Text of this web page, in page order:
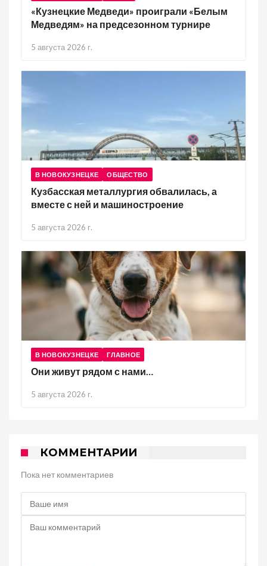
«Кузнецкие Медведи» проиграли «Белым
Медведям» на предсезонном турнире
5 августа 2026 г.
В НОВОКУЗНЕЦКЕ ОБЩЕСТВО
Кузбасская металлургия обвалилась, а
вместе с ней и машиностроение
5 августа 2026 г.
В НОВОКУЗНЕЦКЕ ГЛАВНОЕ
Они живут рядом с нами…
5 августа 2026 г.
КОММЕНТАРИИ
Пока нет комментариев